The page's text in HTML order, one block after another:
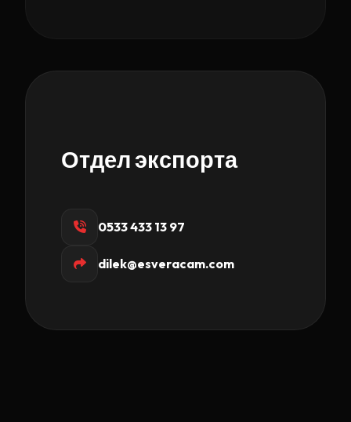
Отдел экспорта
0533 433 13 97
dilek@esveracam.com